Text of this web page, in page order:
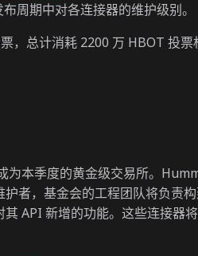
周期中对各连接器的维护级别。
，总计消耗 2200 万 HBOT 投票
为本季度的黄金级交易所。
者，基金会的工程团队将负责
API 新增的功能。这些连接器